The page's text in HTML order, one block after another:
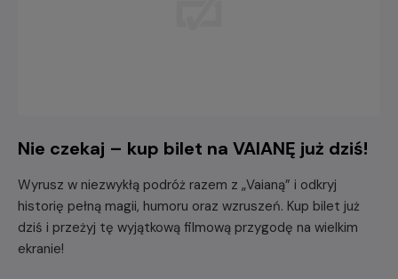
Nie czekaj – kup bilet na VAIANĘ już dziś!
Wyrusz w niezwykłą podróż razem z „Vaianą” i odkryj
historię pełną magii, humoru oraz wzruszeń. Kup bilet już
dziś i przeżyj tę wyjątkową filmową przygodę na wielkim
ekranie!